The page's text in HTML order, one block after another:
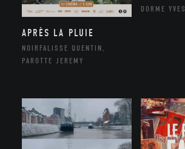
APRÈS LA PLUIE
NOIRFALISSE QUENTIN,
PAROTTE JEREMY
DORME YVES